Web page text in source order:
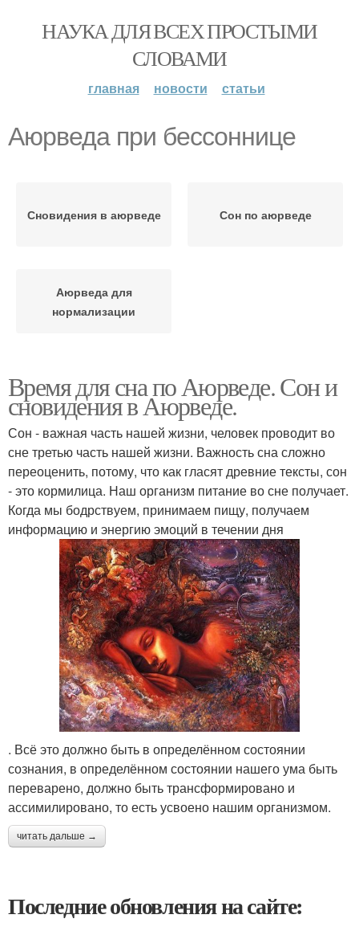
НАУКА ДЛЯ ВСЕХ ПРОСТЫМИ
СЛОВАМИ
главная новости статьи
Аюрведа при бессоннице
Сновидения в аюрведе Сон по аюрведе
Аюрведа для
нормализации
Время для сна по Аюрведе. Сон и
сновидения в Аюрведе.
Сон - важная часть нашей жизни, человек проводит во
сне третью часть нашей жизни. Важность сна сложно
переоценить, потому, что как гласят древние тексты, сон
- это кормилица. Наш организм питание во сне получает.
Когда мы бодрствуем, принимаем пищу, получаем
информацию и энергию эмоций в течении дня
. Всё это должно быть в определённом состоянии
сознания, в определённом состоянии нашего ума быть
переварено, должно быть трансформировано и
ассимилировано, то есть усвоено нашим организмом.
читать дальше →
Последние обновления на сайте: